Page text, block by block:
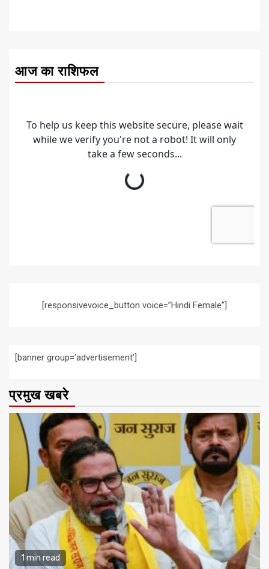
आज का राशिफल
[responsivevoice_button voice=”Hindi Female”]
[banner group=’advertisement’]
प्रमुख खबरे
1 min read